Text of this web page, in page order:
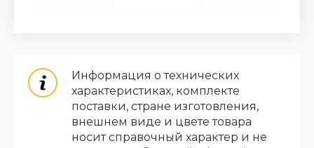
Информация о технических
характеристиках, комплекте
поставки, стране изготовления,
внешнем виде и цвете товара
носит справочный характер и не